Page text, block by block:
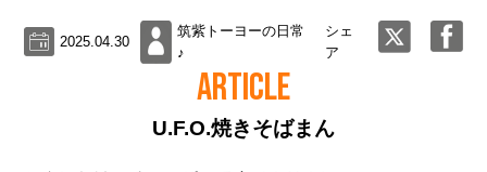
2025.04.30
筑紫トーヨーの日常
♪
シェ
ア
ARTICLE
U.F.O.焼きそばまん